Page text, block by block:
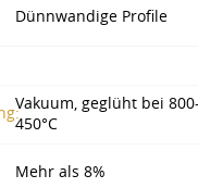
Dünnwandige Profile
Vakuum, geglüht bei
450°C
Mehr als 8%